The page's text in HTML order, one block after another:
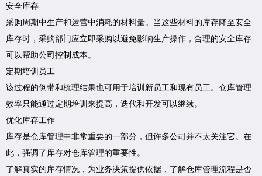
安全库存
采购周期中生产和运营中消耗的材料量。当这些材料的库存降至安全
库存时，采购部门应立即采购以避免影响生产操作，合理的安全库存
可以帮助公司控制成本。
定期培训员工
该过程的倒带和梳理结果也可用于培训新员工和现有员工。仓库管理
效率只能通过定期培训来提高，迭代和开发可以继续。
优化库存工作
库存是仓库管理中非常重要的一部分，但许多公司并不太关注它。在
此，强调了库存对仓库管理的重要性。
了解真实的库存情况，为业务决策提供依据，了解仓库管理流程是否